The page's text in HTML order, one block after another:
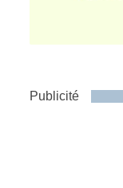
Publicité